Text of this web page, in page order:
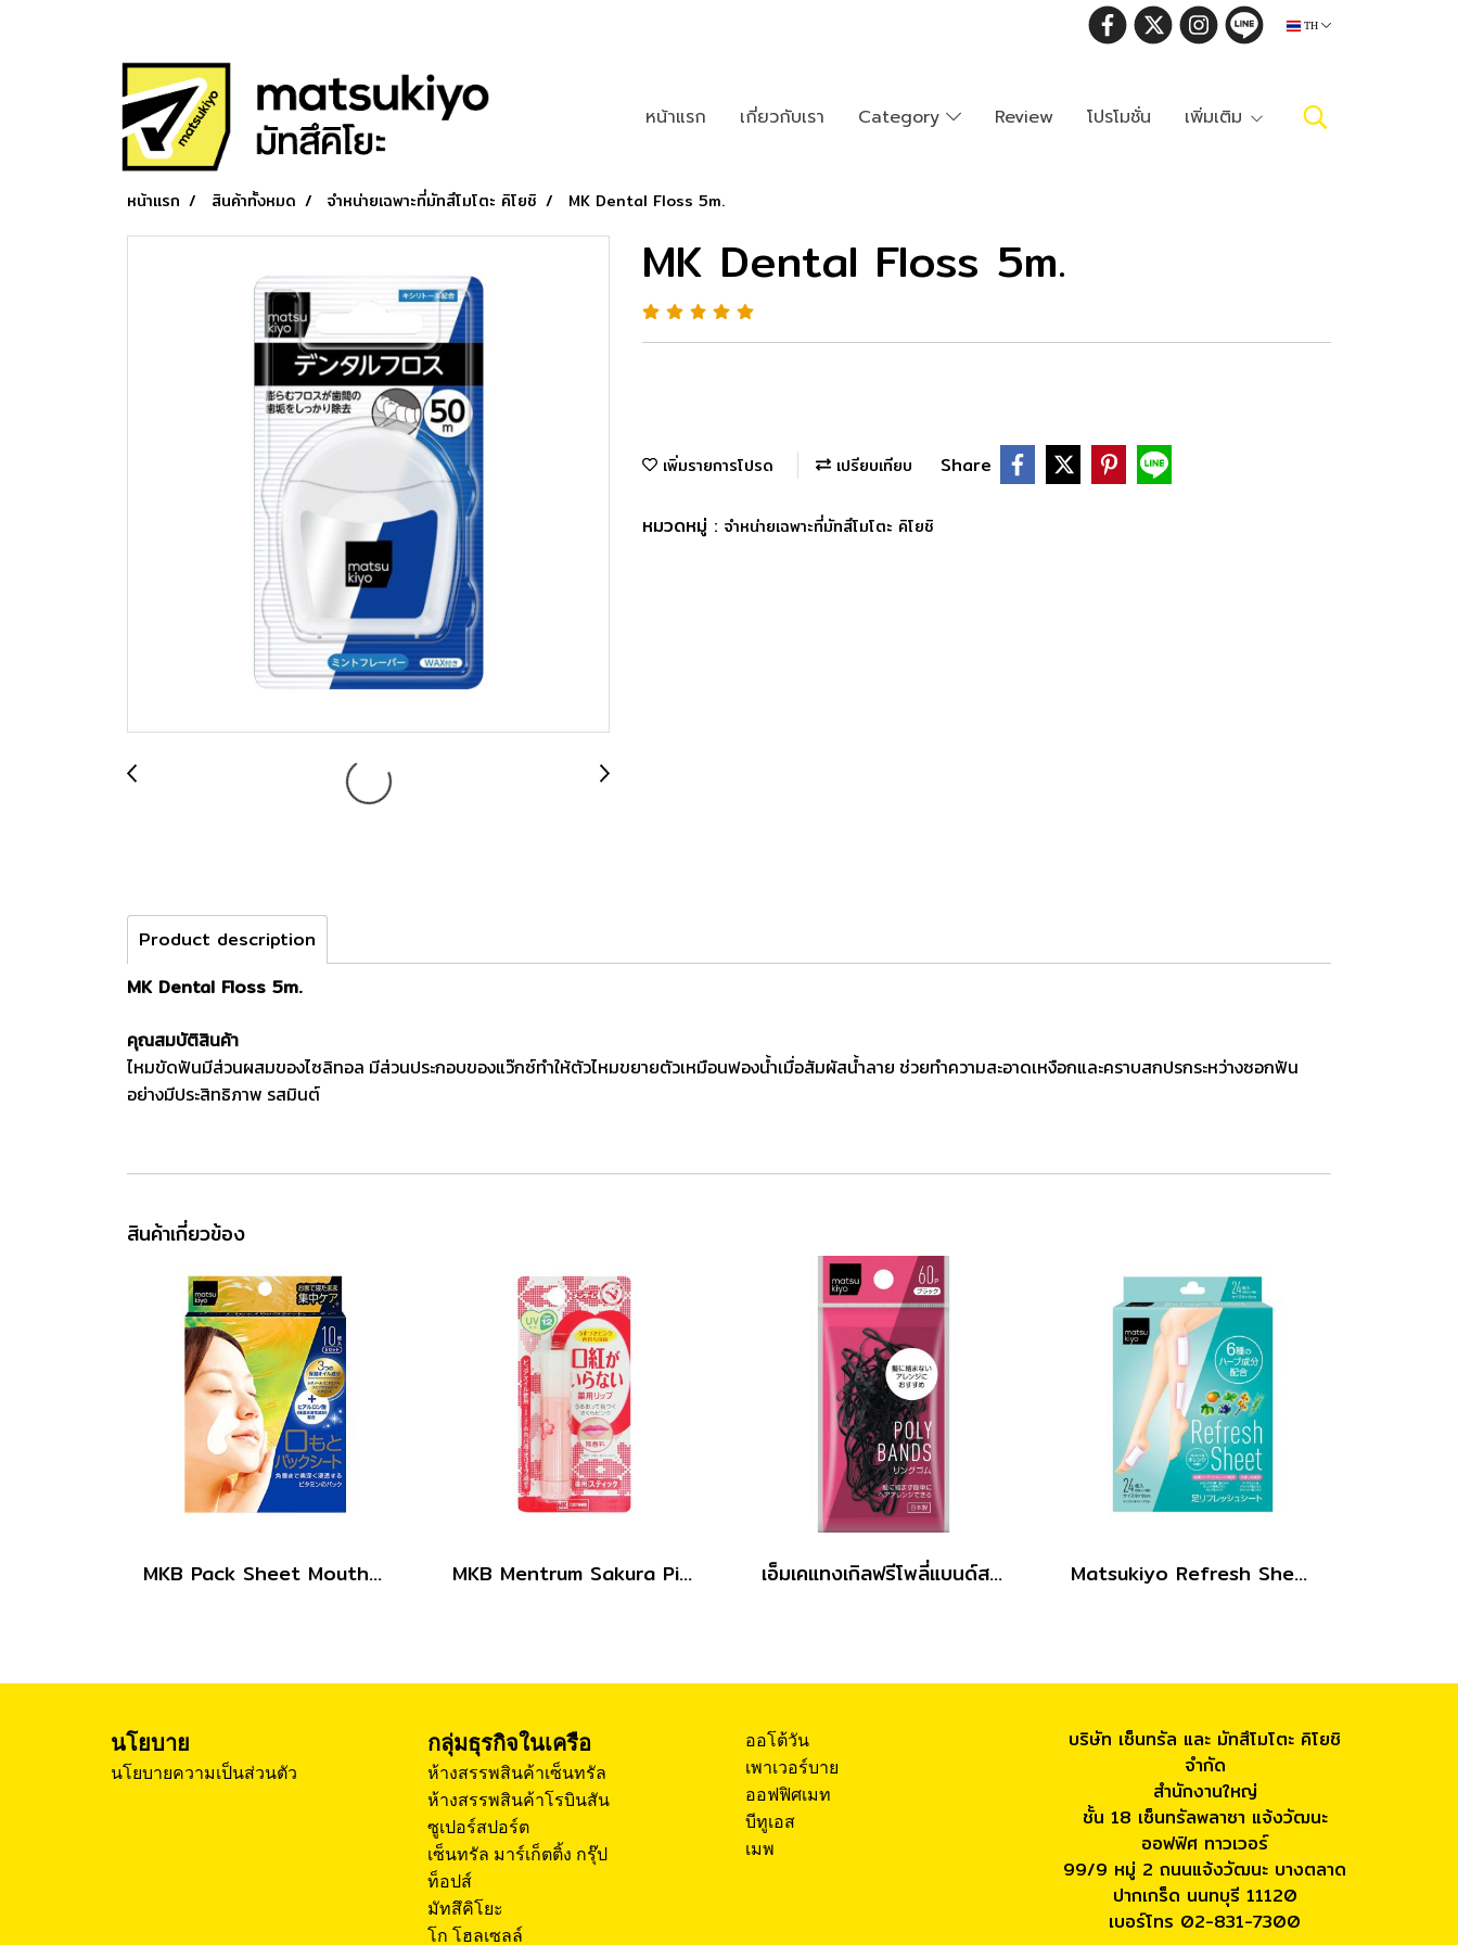
TH
หน้าแรก เกี่ยวกับเรา Category Review โปรโมชั่น เพิ่มเติม
หน้าแรก สินค้าทั้งหมด จำหน่ายเฉพาะที่มัทสึโมโตะ คิโยชิ MK Dental Floss 5m.
MK Dental Floss 5m.
เพิ่มรายการโปรด เปรียบเทียบ Share
หมวดหมู่ : จำหน่ายเฉพาะที่มัทสึโมโตะ คิโยชิ
Product description
MK Dental Floss 5m.
คุณสมบัติสินค้า
ไหมขัดฟันมีส่วนผสมของไซลิทอล มีส่วนประกอบของแว๊กซ์ทำให้ตัวไหมขยายตัวเหมือนฟองน้ำเมื่อสัมผัสน้ำลาย ช่วยทำความสะอาดเหงือกและคราบสกปรกระหว่างซอกฟัน
อย่างมีประสิทธิภาพ รสมินต์
สินค้าเกี่ยวข้อง
MKB Pack Sheet Mouth 10sheets MKB Mentrum Sakura Pink Lip SPF12 3.5g. เอ็มเคแทงเกิลฟรีโพลี่แบนด์สแบล็ค 60ชิ้น Matsukiyo Refresh Sheet 24pcs.
นโยบาย
นโยบายความเป็นส่วนตัว
กลุ่มธุรกิจในเครือ
ห้างสรรพสินค้าเซ็นทรัล
ห้างสรรพสินค้าโรบินสัน
ซูเปอร์สปอร์ต
เซ็นทรัล มาร์เก็ตติ้ง กรุ๊ป
ท็อปส์
มัทสึคิโยะ
โก โฮลเซลล์
ออโต้วัน
เพาเวอร์บาย
ออฟฟิศเมท
บีทูเอส
เมพ
บริษัท เซ็นทรัล และ มัทสึโมโตะ คิโยชิ
จำกัด
สำนักงานใหญ่
ชั้น 18 เซ็นทรัลพลาซา แจ้งวัฒนะ
ออฟฟิศ ทาวเวอร์
99/9 หมู่ 2 ถนนแจ้งวัฒนะ บางตลาด
ปากเกร็ด นนทบุรี 11120
เบอร์โทร 02-831-7300